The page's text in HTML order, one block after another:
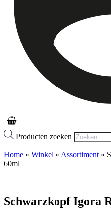
Producten zoeken
Home » Winkel » Assortiment »
60ml
Schwarzkopf Igora